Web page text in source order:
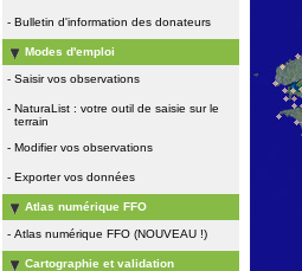
- Bulletin d'information des donateurs
Modes d'emploi
- Saisir vos observations
- NaturaList : votre outil de saisie sur le
terrain
- Modifier vos observations
- Exporter vos données
Atlas numérique FFO
- Atlas numérique FFO (NOUVEAU !)
Cartographie et validation